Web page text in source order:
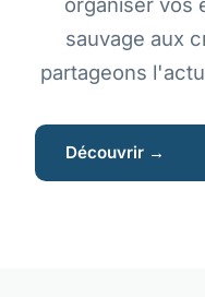
sauvage aux
partageons
Découvrir →